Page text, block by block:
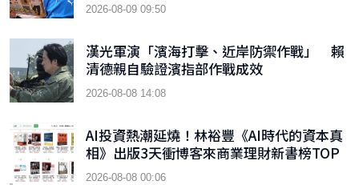
2026-08-09 09:50
漢光軍演「濱海打擊、近岸防禦作戰」 賴
清德親自驗證濱指部作戰成效
2026-08-08 14:08
AI投資熱潮延燒！林裕豐《AI時代的資本真
相》出版3天衝博客來商業理財新書榜TOP
9
2026-08-08 00:06